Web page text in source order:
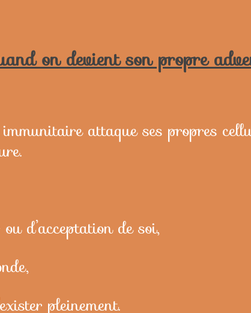
on devient son propre
attaque ses propres
d’acceptation de soi,
pleinement.